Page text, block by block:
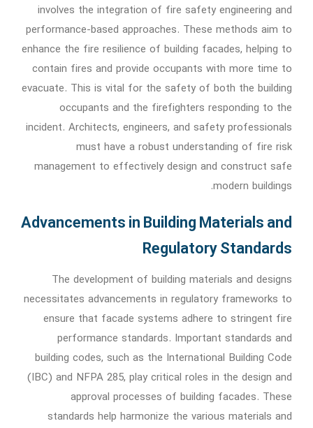
involves the integration of fire safety engineering and
performance-based approaches. These methods aim to
enhance the fire resilience of building facades, helping to
contain fires and provide occupants with more time to
evacuate. This is vital for the safety of both the building
occupants and the firefighters responding to the
incident. Architects, engineers, and safety professionals
must have a robust understanding of fire risk
management to effectively design and construct safe
modern buildings.
Advancements in Building Materials and
Regulatory Standards
The development of building materials and designs
necessitates advancements in regulatory frameworks to
ensure that facade systems adhere to stringent fire
performance standards. Important standards and
building codes, such as the International Building Code
(IBC) and NFPA 285, play critical roles in the design and
approval processes of building facades. These
standards help harmonize the various materials and